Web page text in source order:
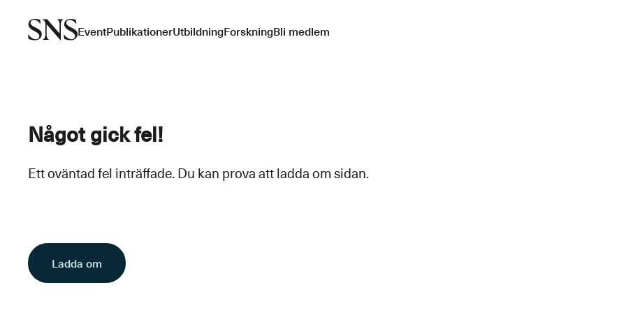
EventPublikationerUtbildningForskningBli medlem
Något gick fel!
Ett oväntad fel inträffade. Du kan prova att ladda om sidan.
Ladda om